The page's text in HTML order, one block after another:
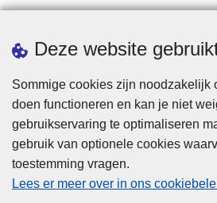
Deze website
Sommige cookies zijn noodzakelijk
doen functioneren en kan je niet
gebruikservaring te optimaliseren
gebruik van optionele cookies
toestemming vragen.
Lees er meer over in ons
Privacy